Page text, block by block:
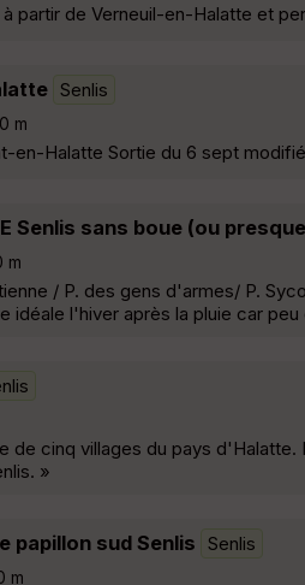
partir de Verneuil-en-Halatte et
Senlis
m
en-Halatte Sortie du 6 sept
Senlis sans boue (ou
m
/ P. des gens d'armes/ P.
idéale l'hiver après la pluie car
de cinq villages du pays d'Halatte.
»
papillon sud Senlis Senlis
m